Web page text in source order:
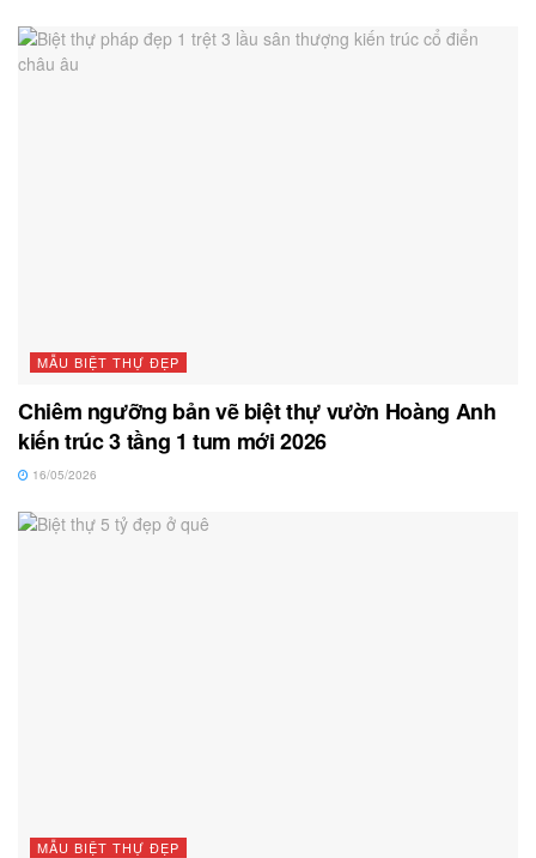
MẪU BIỆT THỰ ĐẸP
Chiêm ngưỡng bản vẽ biệt thự vườn Hoàng Anh
kiến trúc 3 tầng 1 tum mới 2026
16/05/2026
MẪU BIỆT THỰ ĐẸP